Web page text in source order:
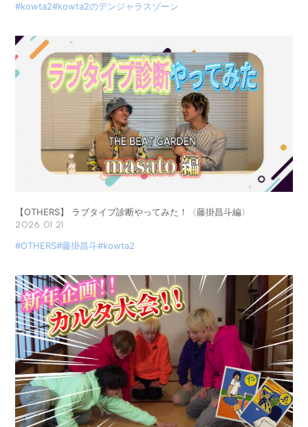
#kowta2#kowta2のデンジャラスゾーン
【OTHERS】 ラブタイプ診断やってみた！〈藤掛昌斗編〉
2026.01.21
#OTHERS#藤掛昌斗#kowta2